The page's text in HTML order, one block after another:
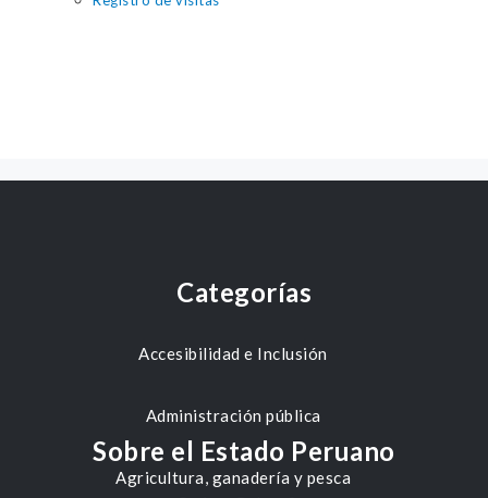
Categorías
Accesibilidad e Inclusión
Administración pública
Agricultura, ganadería y pesca
Sobre el Estado Peruano